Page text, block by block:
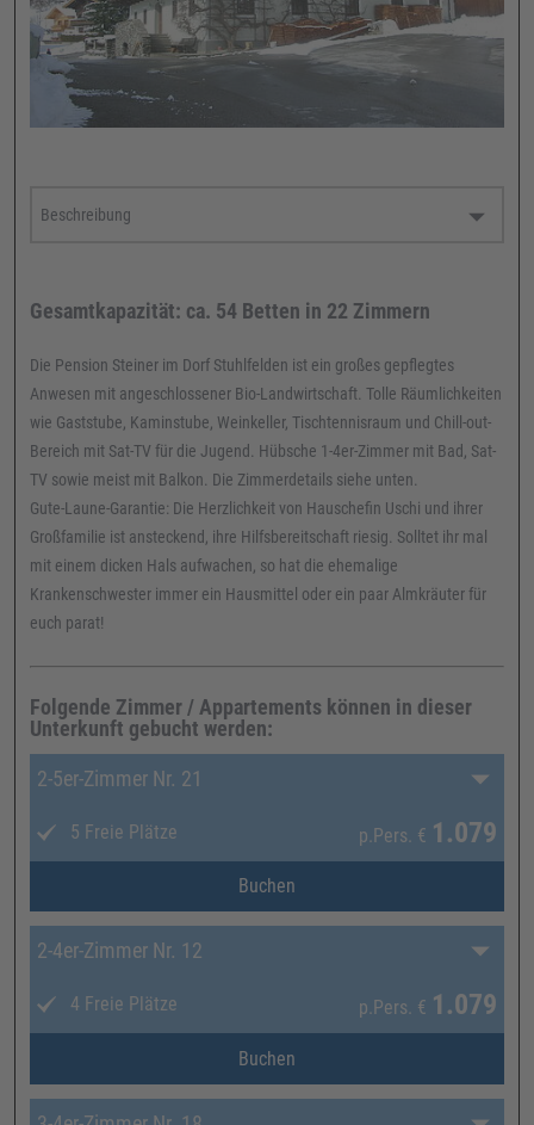
Gesamtkapazität: ca. 54 Betten in 22 Zimmern
Die Pension Steiner im Dorf Stuhlfelden ist ein großes gepflegtes
Anwesen mit angeschlossener Bio-Landwirtschaft. Tolle Räumlichkeiten
wie Gaststube, Kaminstube, Weinkeller, Tischtennisraum und Chill-out-
Bereich mit Sat-TV für die Jugend. Hübsche 1-4er-Zimmer mit Bad, Sat-
TV sowie meist mit Balkon. Die Zimmerdetails siehe unten.
Gute-Laune-Garantie: Die Herzlichkeit von Hauschefin Uschi und ihrer
Großfamilie ist ansteckend, ihre Hilfsbereitschaft riesig. Solltet ihr mal
mit einem dicken Hals aufwachen, so hat die ehemalige
Krankenschwester immer ein Hausmittel oder ein paar Almkräuter für
euch parat!
Folgende Zimmer / Appartements können in dieser
Unterkunft gebucht werden:
2-5er-Zimmer Nr. 21
5 Freie Plätze p.Pers. € 1.079
Buchen
2-4er-Zimmer Nr. 12
4 Freie Plätze p.Pers. € 1.079
Buchen